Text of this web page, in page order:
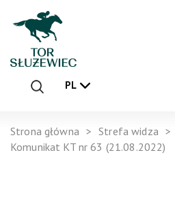
PL
Strona główna Strefa widza
Komunikat KT nr 63 (21.08.2022)